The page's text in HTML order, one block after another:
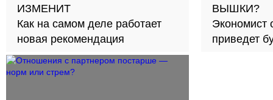
ИЗМЕНИТ
Как на самом деле работает
новая рекомендация
ВЫШКИ?
Экономист
приведет